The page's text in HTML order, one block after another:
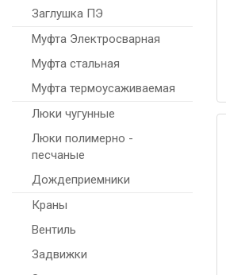
Заглушка ПЭ
Муфта Электросварная
Муфта стальная
Муфта термоусаживаемая
Люки чугунные
Люки полимерно -
песчаные
Дождеприемники
Краны
Вентиль
Задвижки